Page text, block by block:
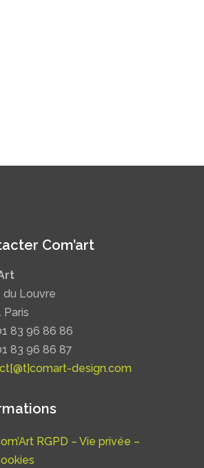
Com’art
du Louvre
Paris
83 96 86 86
83 96 86 87
design.com
RGPD – Vie privée –